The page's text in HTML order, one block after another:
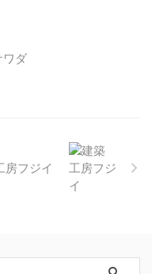
ワダ
房フジイ